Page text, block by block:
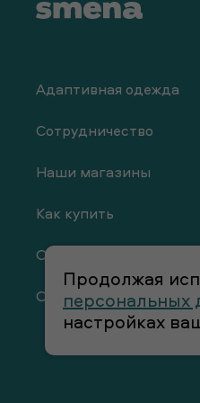
Адаптивная одежда
Сотрудничество
Наши магазины
Как купить
О компании
Оплата и доставка
Продолжая
персональных
настройках